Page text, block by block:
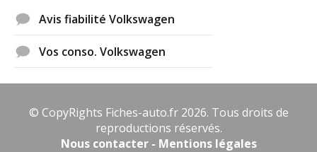
Avis fiabilité Volkswagen
Vos conso. Volkswagen
© CopyRights Fiches-auto.fr 2026. Tous droits de
reproductions réservés.
Nous contacter - Mentions légales